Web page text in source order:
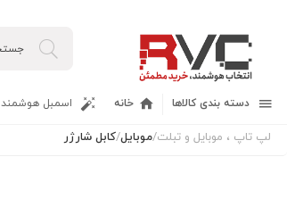
دسته بندی کالاها خانه اسمبل هوشمند
لپ تاپ ، موبایل و تبلت/موبایل/کابل شارژر